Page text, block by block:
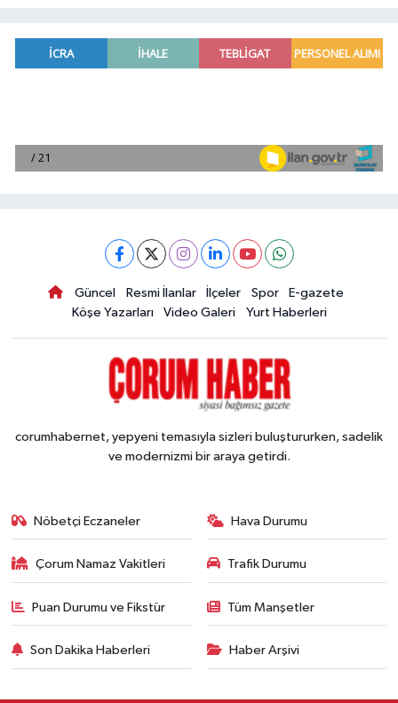
Güncel Resmi İlanlar İlçeler Spor
E-gazete
Köşe Yazarları
Video Galeri Yurt Haberleri
corumhabernet, yepyeni temasıyla sizleri buluştururken, sadelik
ve modernizmi bir araya getirdi.
Nöbetçi Eczaneler Hava Durumu
Çorum Namaz Vakitleri Trafik Durumu
Puan Durumu ve Fikstür Tüm Manşetler
Son Dakika Haberleri Haber Arşivi